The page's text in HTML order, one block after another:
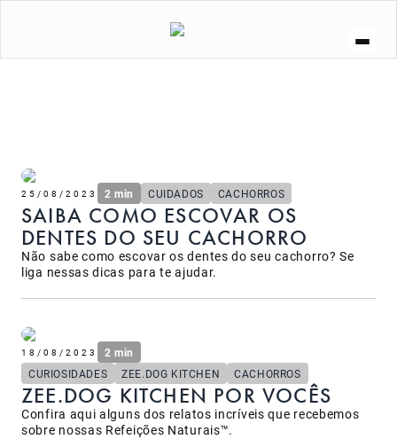
25/08/2023 2 min CUIDADOS CACHORROS
SAIBA COMO ESCOVAR OS
DENTES DO SEU CACHORRO
Não sabe como escovar os dentes do seu cachorro? Se
liga nessas dicas para te ajudar.
18/08/2023
2 min
CURIOSIDADES
ZEE.DOG KITCHEN CACHORROS
ZEE.DOG KITCHEN POR VOCÊS
Confira aqui alguns dos relatos incríveis que recebemos
sobre nossas Refeições Naturais™.